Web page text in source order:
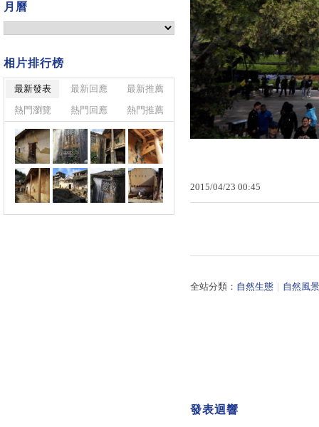
2015/04/23 00:45
全站分類： 自然生態 自然風景
發表迴響
月曆
相片排行榜
最新發表 最新回應
最新推薦
熱門瀏覽
熱門回應 熱門推薦